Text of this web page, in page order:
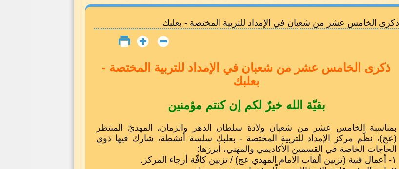
ذكرى الخامس عشر من شعبان في الإمداد للتربية المختصة - بعلبك
ذكرى الخامس عشر من شعبان في الإمداد للتربية المختصة -
بعلبك
بقيّة الله خيرٌ لكم إن كنتم مؤمنين
بمناسبة الخامس عشر من شعبان ولادة سلطان الدهر والزمان، المهديّ المنتظر
(عج)، نظّم مركز الإمداد للتربية المختصة - بعلبك سلسة أنشطة، شارك فيها ذوي
الحاجات الخاصة في القسمين الأكاديمي والمهني، أبرزها:
١- أعمال فنية (تزيين ألقاب الامام المهدي عج) / تزيين كافّة أرجاء المركز.